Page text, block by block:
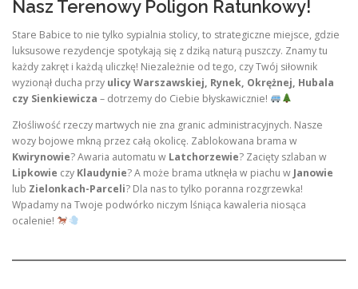
Nasz Terenowy Poligon Ratunkowy!
Stare Babice to nie tylko sypialnia stolicy, to strategiczne miejsce, gdzie
luksusowe rezydencje spotykają się z dziką naturą puszczy. Znamy tu
każdy zakręt i każdą uliczkę! Niezależnie od tego, czy Twój siłownik
wyzionął ducha przy ulicy Warszawskiej, Rynek, Okrężnej, Hubala
czy Sienkiewicza – dotrzemy do Ciebie błyskawicznie!
Złośliwość rzeczy martwych nie zna granic administracyjnych. Nasze
wozy bojowe mkną przez całą okolicę. Zablokowana brama w
Kwirynowie? Awaria automatu w Latchorzewie? Zacięty szlaban w
Lipkowie czy Klaudynie? A może brama utknęła w piachu w Janowie
lub Zielonkach-Parceli? Dla nas to tylko poranna rozgrzewka!
Wpadamy na Twoje podwórko niczym lśniąca kawaleria niosąca
ocalenie!